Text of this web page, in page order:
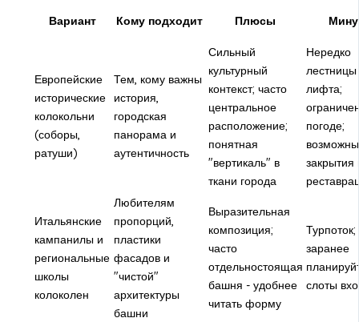
Вариант Кому подходит Плюсы
Европейские
исторические
колокольни
(соборы,
ратуши)
Тем, кому важны
история,
городская
панорама и
аутентичность
Сильный
культурный
контекст; часто
центральное
расположение;
понятная
"вертикаль" в
ткани города
Нередко
лестницы
лифта;
погоде;
возможны
закрытия
Итальянские
кампанилы и
региональные
школы
колоколен
Любителям
пропорций,
пластики
фасадов и
"чистой"
архитектуры
башни
Выразительная
композиция;
часто
отдельностоящая
башня - удобнее
читать форму
Турпоток;
заранее
слоты